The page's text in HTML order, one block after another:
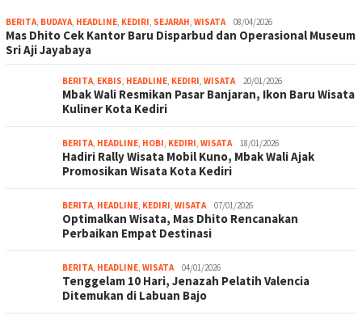
BERITA, BUDAYA, HEADLINE, KEDIRI, SEJARAH, WISATA 08/04/2026
Mas Dhito Cek Kantor Baru Disparbud dan Operasional Museum
Sri Aji Jayabaya
BERITA, EKBIS, HEADLINE, KEDIRI, WISATA 20/01/2026
Mbak Wali Resmikan Pasar Banjaran, Ikon Baru Wisata
Kuliner Kota Kediri
BERITA, HEADLINE, HOBI, KEDIRI, WISATA 18/01/2026
Hadiri Rally Wisata Mobil Kuno, Mbak Wali Ajak
Promosikan Wisata Kota Kediri
BERITA, HEADLINE, KEDIRI, WISATA 07/01/2026
Optimalkan Wisata, Mas Dhito Rencanakan
Perbaikan Empat Destinasi
BERITA, HEADLINE, WISATA 04/01/2026
Tenggelam 10 Hari, Jenazah Pelatih Valencia
Ditemukan di Labuan Bajo